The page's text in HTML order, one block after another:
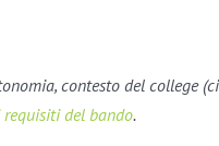
contesto del college
del bando.